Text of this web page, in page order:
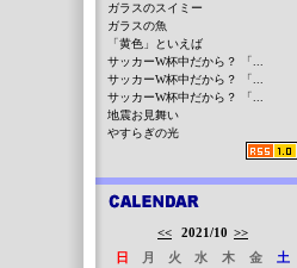
ガラスのスイミー
ガラスの魚
「黄色」といえば
サッカーW杯中だから？ 「...
サッカーW杯中だから？ 「...
サッカーW杯中だから？ 「...
地震お見舞い
やすらぎの光
<< 2021/10 >>
日
月 火 水 木 金
土